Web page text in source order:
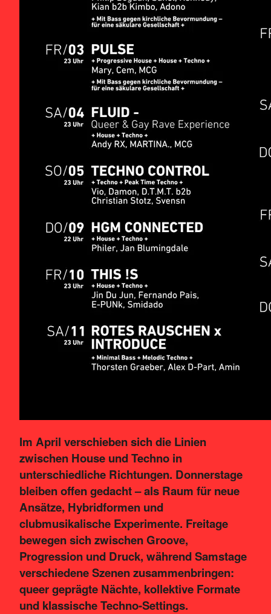
Im April verschieben sich die Linien
zwischen House und Techno in
unterschiedliche Richtungen. Donnerstage
bleiben offen gedacht – als Raum für neue
Ansätze, Hybridformen und
clubmusikalische Experimente. Freitage
bewegen sich zwischen Groove,
Progression und Druck, während Samstage
verschiedene Szenen zusammenbringen:
queer geprägte Nächte, kollektive Formate
und klassische Techno-Settings.